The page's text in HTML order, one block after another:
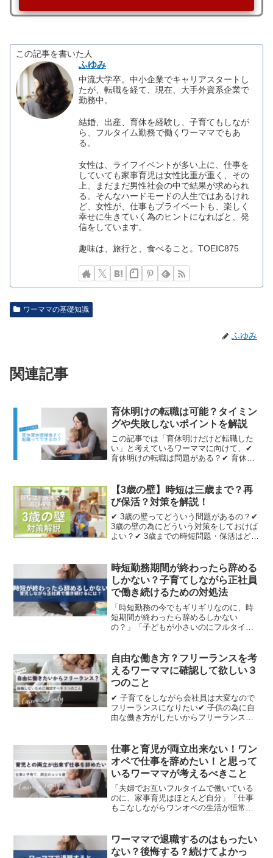
この記事を書いた人
ふゆみ
中流大学卒。中小企業でキャリアスタートし
たが、転職を経て、現在、大手外資系企業で
勤務中。
結婚、出産、育休を経験し、子育てもしなが
ら、フルタイム勤務で働くワーママでもあ
る。
女性は、ライフイベントが多い上に、仕事を
していても家事育児は女性比重が重く、その
上、まだまだ男性社会の中で結果が求められ
る。そんなハードモードの人生ではあるけれ
ど、女性が、仕事もプライベートも、楽しく
幸せに生きていく為のヒントになればと、発
信をしています。
趣味は、旅行と、食べること。TOEIC875
ワーママの基礎知識
ふゆみ
関連記事
育休明けの転職は可能？タイミン
グや失敗しないポイントを解説
この記事では「育休明けだけど転職した
い」と考えているワーママに向けて、✔︎
育休明けの転職は問題がある？✔︎ 育休復
働くワーママの筆者が解説します。復帰
後を考えると不安...
【3歳の壁】時短は三歳まで？再
び保活？対策を解説！
✔︎ 3歳の壁ってどういう問題があるの？✔︎
3歳の壁の為にどういう対策をしておけば
よい？✔︎ 3歳までの時短問題・保活はどう
筆者が解説していきます。3歳の壁で来年
から...
時短勤務期間が終わったら辞める
しかない？子育てしながら正社員
で働き続けるための対処法
「時短勤務の今でもギリギリなのに、時
短期間が終わったら辞めるしかない
の？」「子どもが小さいのにフルタイム
うすればいいの」時短勤務が終わるタイ
ミングは、多くのワーキングマ...
自由な働き方？フリーランスを考
えるワーママに確認して欲しい３
つのこと
✔︎ 子育てをしながら会社員は大変なので
フリーランスになりたい✔︎ 子供の為に自
由な働き方がしたいからフリーランスを
ンスのメリットデメリットやフリーラン
スを考えるワーマ...
仕事と育児が両立出来ない！ワン
オペで仕事を辞めたい！と思って
いるワーママが考えるべきこと
「夫婦でお互いフルタイムで働いている
のに、家事育児はほとんど自分」「仕事
もこなしながらワンオペの生活が恒常化
ーママは少なくないでしょう。私自身、
フルタイム（残業あり）・...
ワーママで退職するのはもったい
ない？後悔する？続けてよかっ